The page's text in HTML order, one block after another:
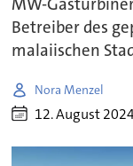
MW-
Betreiber des
malaiischen
Nora Menzel
12. August